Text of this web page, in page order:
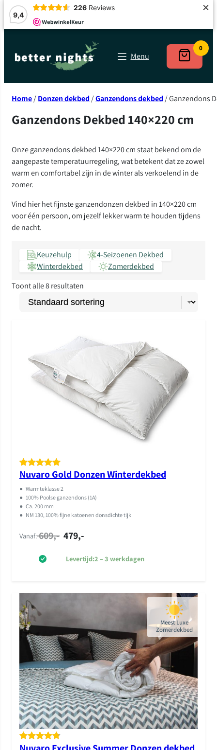
9,4
226 Reviews ×
Menu
0
Home/Donzen dekbed /Ganzendons dekbed / Ganzendons
Ganzendons Dekbed 140×220 cm
Onze ganzendons dekbed 140×220 cm staat bekend om de
aangepaste temperatuurregeling, wat betekent dat ze zowel
warm en comfortabel zijn in de winter als verkoelend in de
zomer.
Vind hier het fijnste ganzendonzen dekbed in 140×220 cm
voor één persoon, om jezelf lekker warm te houden tijdens
de nacht.
Keuzehulp
4-Seizoenen Dekbed
Winterdekbed
Zomerdekbed
Toont alle 8 resultaten
Gewaardeer
d5.00 op 5
gebaseerd
op
11
klant
n
Nuvaro Gold Donzen Winterdekbed
● Warmteklasse 2
● 100% Poolse ganzendons (1A)
● Ca. 200 mm
● NM 130, 100% fijne katoenen donsdichte tijk
Vanaf:609,- 479,-
Levertijd:2 – 3 werkdagen
Meest Luxe
Zomerdekbed
Gewaardeer
5